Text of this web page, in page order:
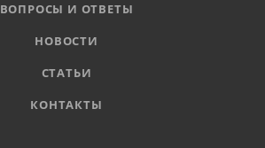
ВОПРОСЫ И ОТВЕТЫ
НОВОСТИ
СТАТЬИ
КОНТАКТЫ